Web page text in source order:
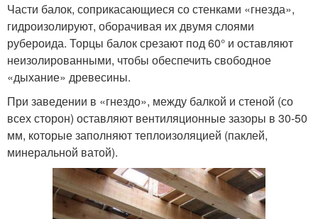
Части балок, соприкасающиеся со стенками «гнезда»,
гидроизолируют, оборачивая их двумя слоями
рубероида. Торцы балок срезают под 60° и оставляют
неизолированными, чтобы обеспечить свободное
«дыхание» древесины.
При заведении в «гнездо», между балкой и стеной (со
всех сторон) оставляют вентиляционные зазоры в 30-50
мм, которые заполняют теплоизоляцией (паклей,
минеральной ватой).